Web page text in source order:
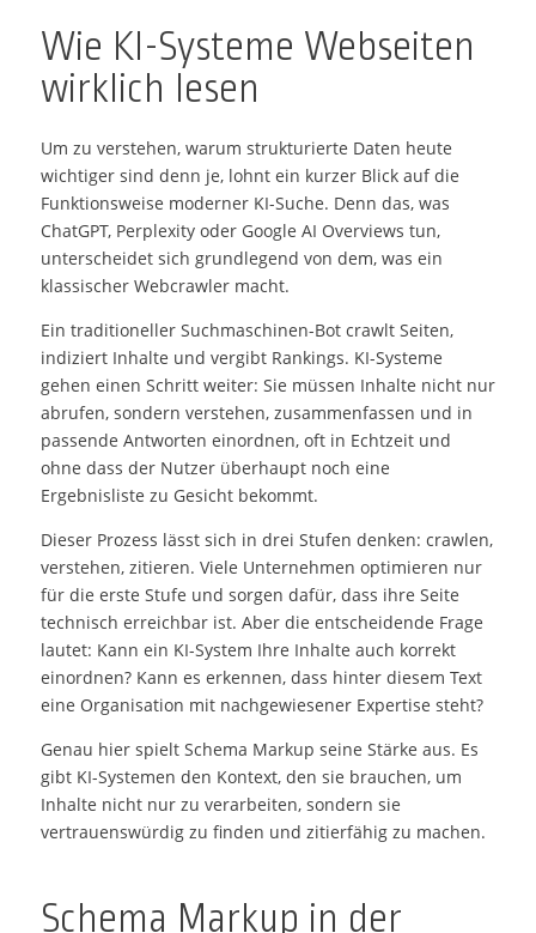
Wie KI-Systeme Webseiten
wirklich lesen
Um zu verstehen, warum strukturierte Daten heute
wichtiger sind denn je, lohnt ein kurzer Blick auf die
Funktionsweise moderner KI-Suche. Denn das, was
ChatGPT, Perplexity oder Google AI Overviews tun,
unterscheidet sich grundlegend von dem, was ein
klassischer Webcrawler macht.
Ein traditioneller Suchmaschinen-Bot crawlt Seiten,
indiziert Inhalte und vergibt Rankings. KI-Systeme
gehen einen Schritt weiter: Sie müssen Inhalte nicht nur
abrufen, sondern verstehen, zusammenfassen und in
passende Antworten einordnen, oft in Echtzeit und
ohne dass der Nutzer überhaupt noch eine
Ergebnisliste zu Gesicht bekommt.
Dieser Prozess lässt sich in drei Stufen denken: crawlen,
verstehen, zitieren. Viele Unternehmen optimieren nur
für die erste Stufe und sorgen dafür, dass ihre Seite
technisch erreichbar ist. Aber die entscheidende Frage
lautet: Kann ein KI-System Ihre Inhalte auch korrekt
einordnen? Kann es erkennen, dass hinter diesem Text
eine Organisation mit nachgewiesener Expertise steht?
Genau hier spielt Schema Markup seine Stärke aus. Es
gibt KI-Systemen den Kontext, den sie brauchen, um
Inhalte nicht nur zu verarbeiten, sondern sie
vertrauenswürdig zu finden und zitierfähig zu machen.
Schema Markup in der